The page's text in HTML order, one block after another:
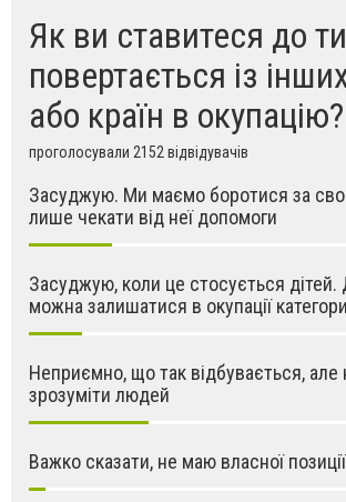
Як ви ставитеся до
повертається із
або країн в окупацію?
проголосували 2152 відвідувачів
Засуджую. Ми маємо боротися за
лише чекати від неї допомоги
Засуджую, коли це стосується дітей.
можна залишатися в окупації
Неприємно, що так відбувається, але
зрозуміти людей
Важко сказати, не маю власної позиції